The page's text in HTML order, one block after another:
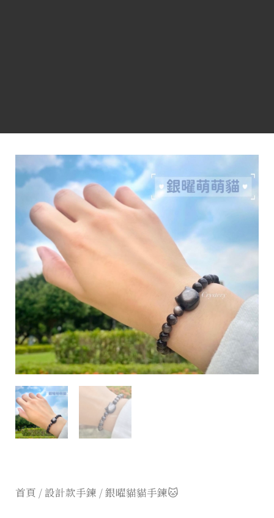
首頁 /設計款手鍊 / 銀曜貓貓手鍊🐱